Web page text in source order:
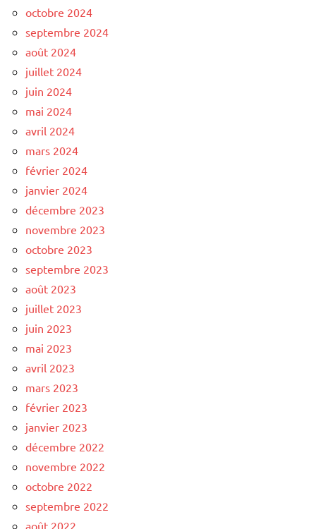
octobre 2024
septembre 2024
août 2024
juillet 2024
juin 2024
mai 2024
avril 2024
mars 2024
février 2024
janvier 2024
décembre 2023
novembre 2023
octobre 2023
septembre 2023
août 2023
juillet 2023
juin 2023
mai 2023
avril 2023
mars 2023
février 2023
janvier 2023
décembre 2022
novembre 2022
octobre 2022
septembre 2022
août 2022